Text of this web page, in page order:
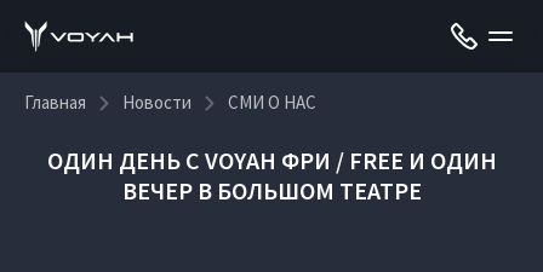
Главная Новости СМИ О НАС
ОДИН ДЕНЬ С VOYAH ФРИ / FREE И ОДИН
ВЕЧЕР В БОЛЬШОМ ТЕАТРЕ